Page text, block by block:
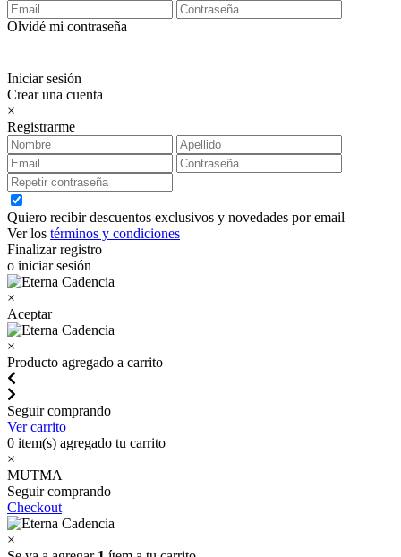
Olvidé mi contraseña
Iniciar sesión
Crear una cuenta
×
Registrarme
Quiero recibir descuentos exclusivos y novedades por email
Ver los términos y condiciones
Finalizar registro
o iniciar sesión
×
Aceptar
×
Producto agregado a carrito
Seguir comprando
Ver carrito
0 item(s) agregado tu carrito
×
MUTMA
Seguir comprando
Checkout
×